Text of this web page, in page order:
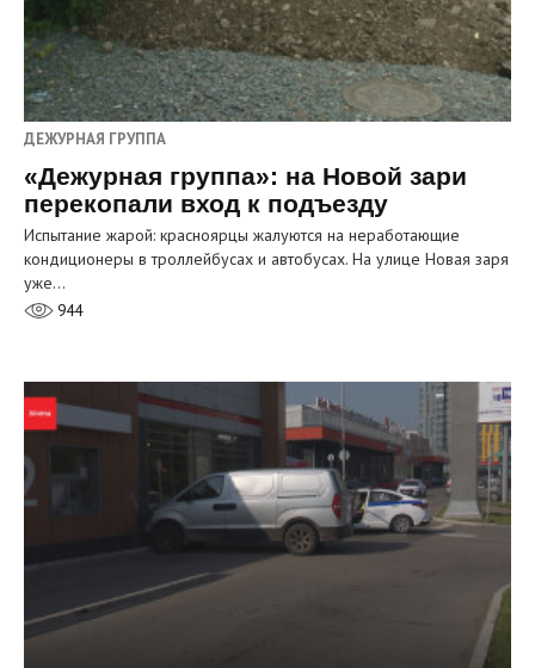
ДЕЖУРНАЯ ГРУППА
«Дежурная группа»: на Новой зари
перекопали вход к подъезду
Испытание жарой: красноярцы жалуются на неработающие
кондиционеры в троллейбусах и автобусах. На улице Новая заря
уже…
944